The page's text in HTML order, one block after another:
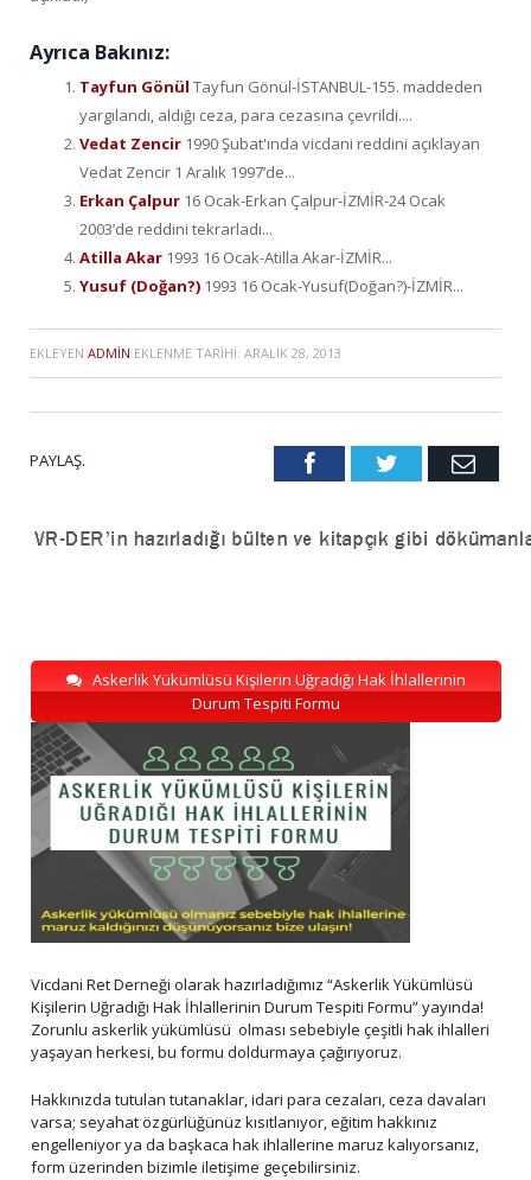
Ayrıca Bakınız:
Tayfun Gönül Tayfun Gönül-İSTANBUL-155. maddeden
yargılandı, aldığı ceza, para cezasına çevrildi....
Vedat Zencir 1990 Şubat'ında vicdani reddini açıklayan
Vedat Zencir 1 Aralık 1997’de...
Erkan Çalpur 16 Ocak-Erkan Çalpur-İZMİR-24 Ocak
2003’de reddini tekrarladı...
Atilla Akar 1993 16 Ocak-Atilla Akar-İZMİR...
Yusuf (Doğan?) 1993 16 Ocak-Yusuf(Doğan?)-İZMİR...
EKLEYEN ADMIN EKLENME TARIHI: ARALIK 28, 2013
PAYLAŞ. FacebookTwitter Email
Askerlik Yükümlüsü Kişilerin Uğradığı Hak İhlallerinin
Durum Tespiti Formu
Vicdani Ret Derneği olarak hazırladığımız “Askerlik Yükümlüsü
Kişilerin Uğradığı Hak İhlallerinin Durum Tespiti Formu” yayında!
Zorunlu askerlik yükümlüsü olması sebebiyle çeşitli hak ihlalleri
yaşayan herkesi, bu formu doldurmaya çağırıyoruz.
Hakkınızda tutulan tutanaklar, idari para cezaları, ceza davaları
varsa; seyahat özgürlüğünüz kısıtlanıyor, eğitim hakkınız
engelleniyor ya da başkaca hak ihlallerine maruz kalıyorsanız,
form üzerinden bizimle iletişime geçebilirsiniz.